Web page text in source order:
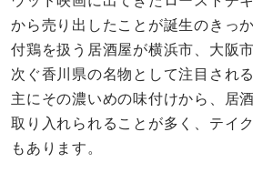
から売り出したことが誕生のきっ
付鶏を扱う居酒屋が横浜市、大阪
次ぐ香川県の名物として注目され
主にその濃いめの味付けから、居
取り入れられることが多く、テイ
もあります。